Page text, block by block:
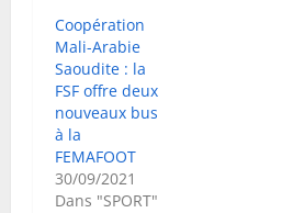
Coopération
Mali-Arabie
Saoudite : la
FSF offre deux
nouveaux bus
à la
FEMAFOOT
30/09/2021
Dans "SPORT"